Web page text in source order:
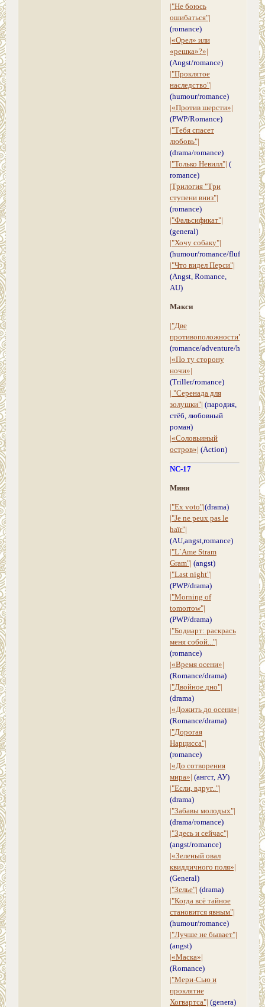
|"Не боюсь
ошибаться"|
(romance)
|«Орел» или
«решка»?»|
(Angst/romance)
|"Проклятое
наследство"|
(humour/romance)
|«Против шерсти»|
(PWP/Romancе)
|"Тебя спасет
любовь"|
(drama/romance)
|"Только Невилл"| (
romance)
|Трилогия "Три
ступени вниз"|
(romance)
|"Фальсификат"|
(general)
|"Хочу собаку"|
(humour/romance/fluff)
|"Что видел Перси"|
(Angst, Romance,
AU)
Макси
|"Две
противоположности"|
(romance/adventure/humor)
|«По ту сторону
ночи»|
(Triller/romance)
| "Серенада для
золушки"| (пародия,
стёб, любовный
роман)
|«Соловьиный
остров»| (Action)
NC-17
Мини
|"Ex voto"| (drama)
|"Je ne peux pas le
haïr"|
(AU,angst,romance)
|"L`Ame Stram
Gram"| (angst)
|"Last night"|
(PWP/drama)
|"Morning of
tomorrow"|
(PWP/drama)
|"Бодиарт: раскрась
меня собой..."|
(romance)
|«Время осени»|
(Romance/drama)
|"Двойное дно"|
(drama)
|«Дожить до осени»|
(Romance/drama)
|"Дорогая
Нарцисса"|
(romance)
|«До сотворения
мира»| (ангст, АУ)
|"Если, вдруг.."|
(drama)
|"Забавы молодых"|
(drama/romance)
|"Здесь и сейчас"|
(angst/romance)
|«Зеленый овал
квиддичного поля»|
(General)
|"Зелье"| (drama)
|"Когда всё тайное
становится явным"|
(humour/romance)
|"Лучше не бывает"|
(angst)
|«Маска»|
(Romance)
|"Мери-Сью и
проклятие
Хогвартса"| (genera)